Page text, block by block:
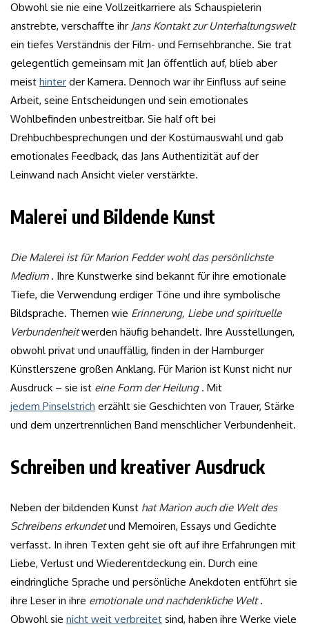
Obwohl sie nie eine Vollzeitkarriere als Schauspielerin
anstrebte, verschaffte ihr Jans Kontakt zur Unterhaltungswelt
ein tiefes Verständnis der Film- und Fernsehbranche. Sie trat
gelegentlich gemeinsam mit Jan öffentlich auf, blieb aber
meist hinter der Kamera. Dennoch war ihr Einfluss auf seine
Arbeit, seine Entscheidungen und sein emotionales
Wohlbefinden unbestreitbar. Sie half oft bei
Drehbuchbesprechungen und der Kostümauswahl und gab
emotionales Feedback, das Jans Authentizität auf der
Leinwand nach Ansicht vieler verstärkte.
Malerei und Bildende Kunst
Die Malerei ist für Marion Fedder wohl das persönlichste
Medium. Ihre Kunstwerke sind bekannt für ihre emotionale
Tiefe, die Verwendung erdiger Töne und ihre symbolische
Bildsprache. Themen wie Erinnerung, Liebe und spirituelle
Verbundenheitwerden häufig behandelt. Ihre Ausstellungen,
obwohl privat und unauffällig, finden in der Hamburger
Künstlerszene großen Anklang. Für Marion ist Kunst nicht nur
Ausdruck – sie ist eine Form der Heilung. Mit
jedem Pinselstrich erzählt sie Geschichten von Trauer, Stärke
und dem unzertrennlichen Band menschlicher Verbundenheit.
Schreiben und kreativer Ausdruck
Neben der bildenden Kunst hat Marion auch die Welt des
Schreibens erkundetund Memoiren, Essays und Gedichte
verfasst. In ihren Texten geht sie oft auf ihre Erfahrungen mit
Liebe, Verlust und Wiederentdeckung ein. Durch eine
eindringliche Sprache und persönliche Anekdoten entführt sie
ihre Leser in ihre emotionale und nachdenkliche Welt.
Obwohl sie nicht weit verbreitet sind, haben ihre Werke viele